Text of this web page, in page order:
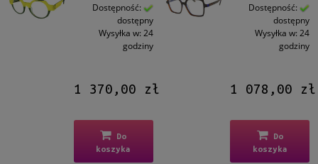
Dostępność:
dostępny
Wysyłka w: 24
godziny
1 370,00 zł
Do
koszyka
Dostępność:
dostępny
Wysyłka w: 24
godziny
1 078,00 zł
Do
koszyka